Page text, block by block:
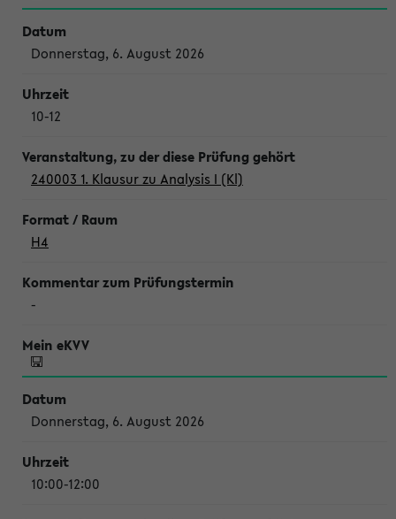
Donnerstag, 6. August 2026
10-12
240003 1. Klausur zu Analysis I (Kl)
H4
-
Donnerstag, 6. August 2026
10:00-12:00